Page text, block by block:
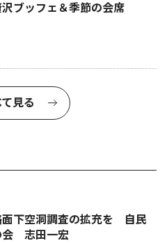
ブッフェ＆季節の会席
見る
下空洞調査の拡充を 自民
会 志田一宏